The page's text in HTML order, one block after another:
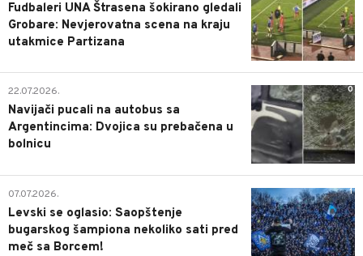
Fudbaleri UNA Štrasena šokirano gledali
Grobare: Nevjerovatna scena na kraju
utakmice Partizana
0
22.07.2026.
Navijači pucali na autobus sa
Argentincima: Dvojica su prebačena u
bolnicu
1
07.07.2026.
Levski se oglasio: Saopštenje
bugarskog šampiona nekoliko sati pred
meč sa Borcem!